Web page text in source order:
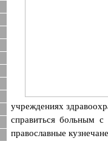
учреждениях
справиться больным
православные